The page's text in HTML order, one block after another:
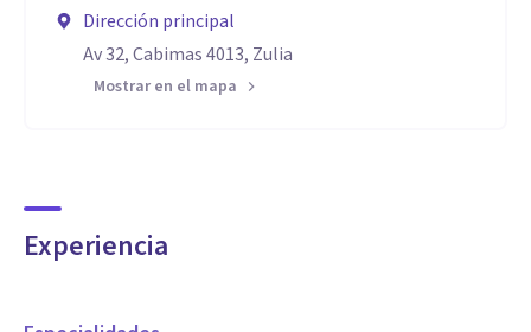
Dirección principal
Av 32, Cabimas 4013, Zulia
Mostrar en el mapa
Experiencia